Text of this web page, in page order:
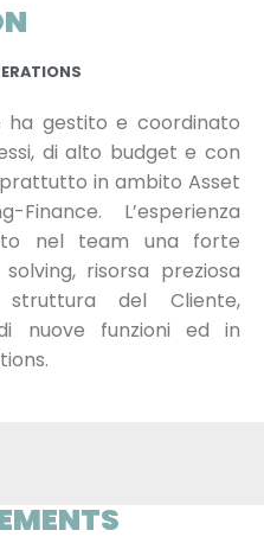
ha gestito e coordinato
di alto budget e con
in ambito Asset
L’esperienza
nel team una forte
risorsa preziosa
del Cliente,
nuove funzioni ed in